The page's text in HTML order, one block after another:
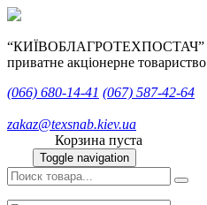
“КИЇВОБЛАГРОТЕХПОСТАЧ”
приватне акціонерне товариство
(066) 680-14-41 (067) 587-42-64
zakaz@texsnab.kiev.ua
Корзина пуста
Toggle navigation